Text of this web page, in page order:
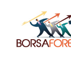
contenuto